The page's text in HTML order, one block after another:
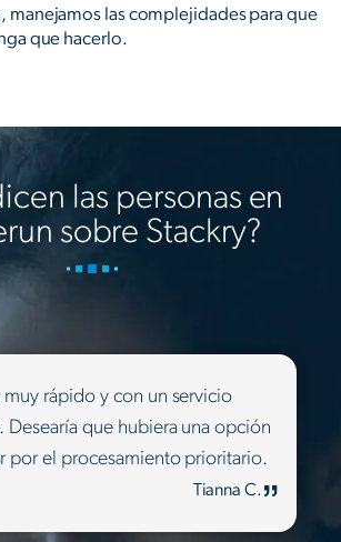
manejamos las complejidades para que
que hacerlo.
las personas en
sobre Stackry?
muy rápido y con un servicio
Desearía que hubiera una opción
por el procesamiento prioritario.
Tianna C.